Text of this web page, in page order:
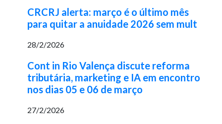
CRCRJ alerta: março é o último mês
para quitar a anuidade 2026 sem mult
28/2/2026
Cont in Rio Valença discute reforma
tributária, marketing e IA em encontro
nos dias 05 e 06 de março
27/2/2026